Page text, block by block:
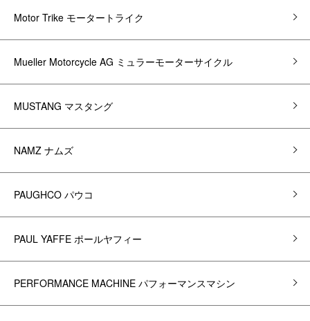
Motor Trike モータートライク
Mueller Motorcycle AG ミュラーモーターサイクル
MUSTANG マスタング
NAMZ ナムズ
PAUGHCO パウコ
PAUL YAFFE ポールヤフィー
PERFORMANCE MACHINE パフォーマンスマシン